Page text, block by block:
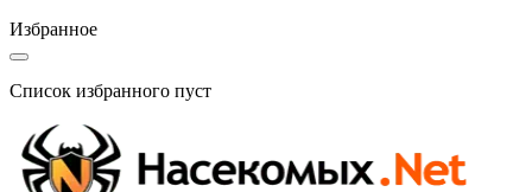
Избранное
Список избранного пуст